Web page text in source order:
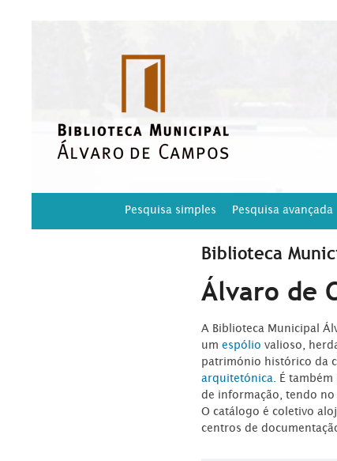
Pesquisa simples Pesquisa avançada
Biblioteca
Álvaro de
A Biblioteca Municipal
um espólio valioso,
património histórico da
arquitetónica . É
de informação, tendo
O catálogo é coletivo
centros de